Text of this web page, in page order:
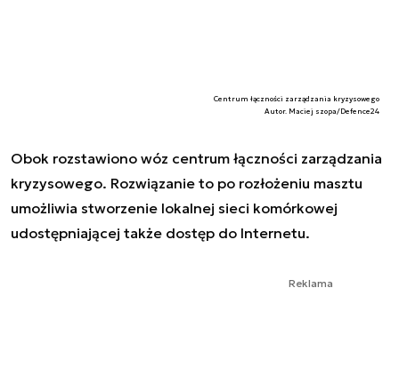
Centrum łączności zarządzania kryzysowego
Autor. Maciej szopa/Defence24
Obok rozstawiono wóz centrum łączności zarządzania
kryzysowego. Rozwiązanie to po rozłożeniu masztu
umożliwia stworzenie lokalnej sieci komórkowej
udostępniającej także dostęp do Internetu.
Reklama